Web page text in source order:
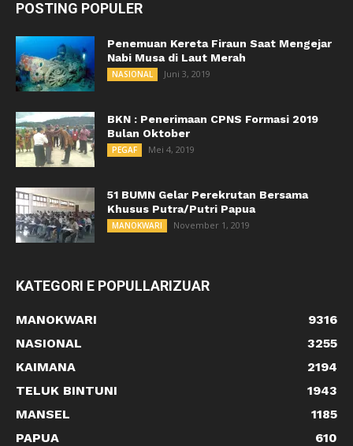
POSTING POPULER
Penemuan Kereta Firaun Saat Mengejar
Nabi Musa di Laut Merah
NASIONAL Juni 3, 2019
BKN : Penerimaan CPNS Formasi 2019
Bulan Oktober
PEGAF Mei 4, 2019
51 BUMN Gelar Perekrutan Bersama
Khusus Putra/Putri Papua
MANOKWARI November 1, 2019
KATEGORI E POPULLARIZUAR
MANOKWARI
9316
NASIONAL
3255
KAIMANA
2194
TELUK BINTUNI
1943
MANSEL
1185
PAPUA
610